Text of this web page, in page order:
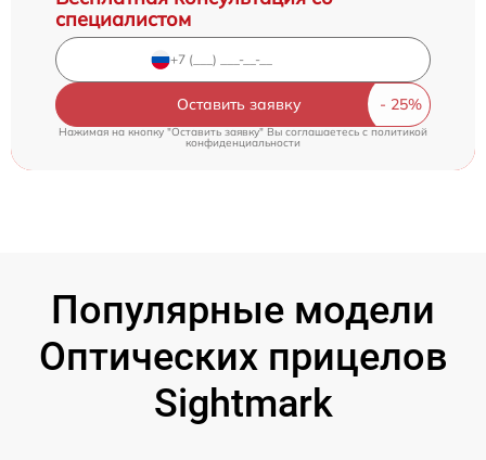
специалистом
Оставить заявку
Нажимая на кнопку "Оставить заявку" Вы соглашаетесь cполитикой
конфиденциальности
Популярные модели
Оптических прицелов
Sightmark